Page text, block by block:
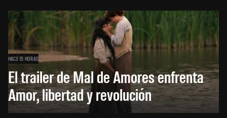
HACE 15 HORAS
El trailer de Mal de Amores enfrenta
Amor, libertad y revolución